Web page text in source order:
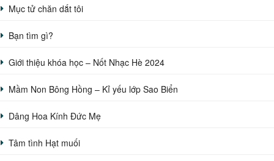
Mục tử chăn dắt tôi
Bạn tìm gì?
Giới thiệu khóa học – Nốt Nhạc Hè 2024
Mầm Non Bông Hồng – Kỉ yếu lớp Sao Biển
Dâng Hoa Kính Đức Mẹ
Tâm tình Hạt muối